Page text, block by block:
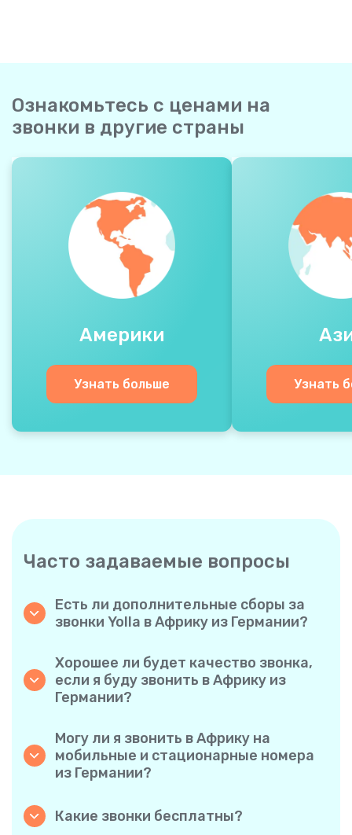
Ознакомьтесь с ценами на
звонки в другие страны
Америки
Узнать больше Узнать
Часто задаваемые вопросы
Есть ли дополнительные сборы за
звонки Yolla в Африку из Германии?
поминутной оплаты, поэтому вы платите
только за время разговора. Никаких
скрытых комиссий, обязательных
ежемесячных подписок или платы за
Хорошее ли будет качество звонка,
если я буду звонить в Африку из
Германии?
у вас будет ощущение, что вы
разговариваете с человеком в одном
городе, даже если он находится на другом
Могу ли я звонить в Африку на
мобильные и стационарные номера
из Германии?
даже многофункциональные, поэтому вы
Какие звонки бесплатны?